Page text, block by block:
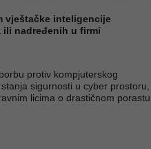
vještačke inteligencije
nadređenih u firmi
protiv kompjuterskog
sigurnosti u cyber prostoru,
licima o drastičnom porastu